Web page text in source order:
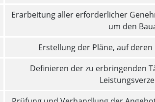
Erarbeitung aller erforderlicher
um den
Erstellung der Pläne, auf
Definieren der zu erbringenden